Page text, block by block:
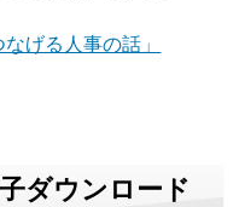
げる人事の話」
ダウンロード